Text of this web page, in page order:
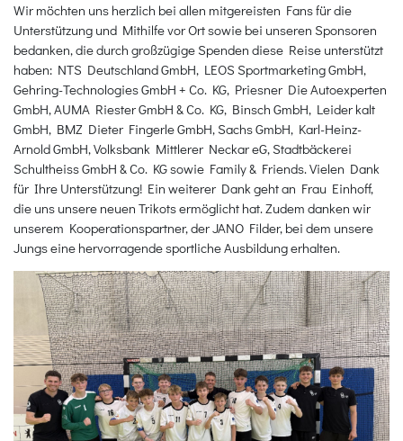
Wir möchten uns herzlich bei allen mitgereisten Fans für die
Unterstützung und Mithilfe vor Ort sowie bei unseren Sponsoren
bedanken, die durch großzügige Spenden diese Reise unterstützt
haben: NTS Deutschland GmbH, LEOS Sportmarketing GmbH,
Gehring-Technologies GmbH + Co. KG, Priesner Die Autoexperten
GmbH, AUMA Riester GmbH & Co. KG, Binsch GmbH, Leider kalt
GmbH, BMZ Dieter Fingerle GmbH, Sachs GmbH, Karl-Heinz-
Arnold GmbH, Volksbank Mittlerer Neckar eG, Stadtbäckerei
Schultheiss GmbH & Co. KG sowie Family & Friends. Vielen Dank
für Ihre Unterstützung! Ein weiterer Dank geht an Frau Einhoff,
die uns unsere neuen Trikots ermöglicht hat. Zudem danken wir
unserem Kooperationspartner, der JANO Filder, bei dem unsere
Jungs eine hervorragende sportliche Ausbildung erhalten.